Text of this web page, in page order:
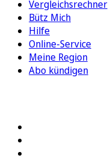
Vergleichsrechner
Bütz Mich
Hilfe
Online-Service
Meine Region
Abo kündigen